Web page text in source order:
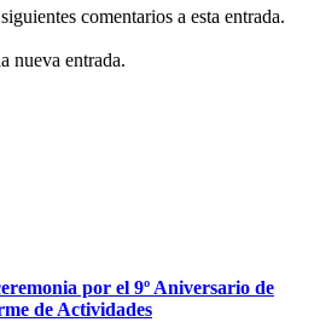
comentarios a esta entrada.
nueva entrada.
por el 9º Aniversario de
de Actividades